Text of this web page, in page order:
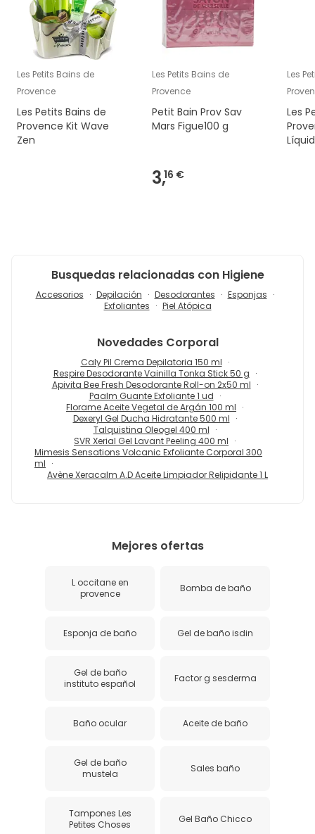
Les Petits Bains de
Provence
Les Petits Bains de
Provence Kit Wave
Zen
Les Petits Bains de
Provence
Petit Bain Prov Sav
Mars Figue100 g
3,16 €
Les
Les
Busquedas relacionadas con Higiene
Accesorios Depilación Desodorantes
Esponjas
Exfoliantes
Piel Atópica
Novedades Corporal
Caly Pil Crema Depilatoria 150 ml
Respire Desodorante Vainilla Tonka Stick 50 g
Apivita Bee Fresh Desodorante Roll-on 2x50 ml
Paalm Guante Exfoliante 1 ud
Florame Aceite Vegetal de Argán 100 ml
Dexeryl Gel Ducha Hidratante 500 ml
Talquistina Oleogel 400 ml
SVR Xerial Gel Lavant Peeling 400 ml
Mimesis Sensations Volcanic Exfoliante Corporal 300
ml
Avène Xeracalm A.D Aceite Limpiador Relipidante 1 L
Mejores ofertas
L occitane en
provence
Bomba de baño
Esponja de baño Gel de baño isdin
Gel de baño
instituto español
Factor g sesderma
Baño ocular Aceite de baño
Gel de baño
mustela
Sales baño
Tampones Les
Petites Choses
Gel Baño Chicco